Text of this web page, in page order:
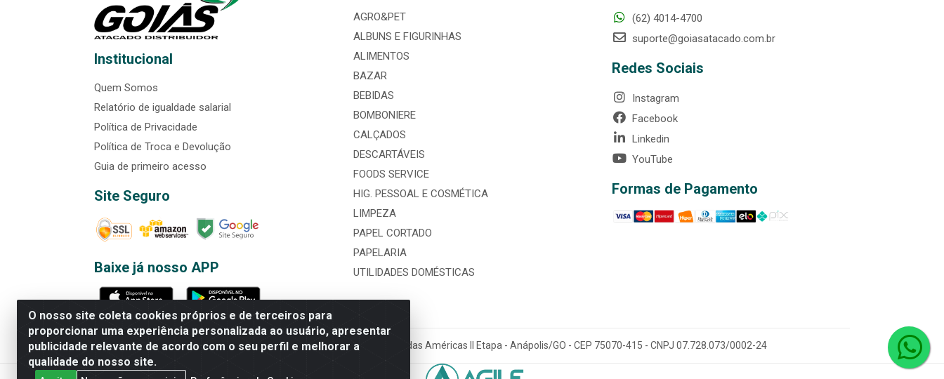
O nosso site coleta cookies próprios e de terceiros para
proporcionar uma experiência personalizada ao usuário, apresentar
publicidade relevante de acordo com o seu perfil e melhorar a
qualidade do nosso site.
Institucional
Quem Somos
Relatório de igualdade salarial
Política de Privacidade
Política de Troca e Devolução
Guia de primeiro acesso
Site Seguro
Baixe já nosso APP
AGRO&PET
ALBUNS E FIGURINHAS
ALIMENTOS
BAZAR
BEBIDAS
BOMBONIERE
CALÇADOS
DESCARTÁVEIS
FOODS SERVICE
HIG. PESSOAL E COSMÉTICA
LIMPEZA
PAPEL CORTADO
PAPELARIA
UTILIDADES DOMÉSTICAS
(62) 4014-4700
suporte@goiasatacado.com.br
Redes Sociais
Instagram
Facebook
Linkedin
YouTube
Formas de Pagamento
Rede Brasil - Avenida Universitária, nº 3860, Jardim das Américas II Etapa - Anápolis/GO - CEP 75070-415 - CNPJ 07.728.073/0002-24